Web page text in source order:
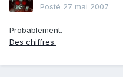
Posté 27 mai 2007
Probablement.
Des chiffres.